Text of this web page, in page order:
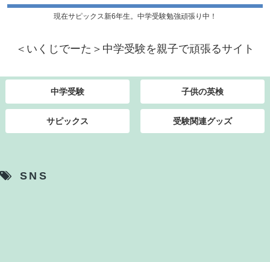
現在サピックス新6年生。中学受験勉強頑張り中！
＜いくじでーた＞中学受験を親子で頑張るサイト
中学受験 子供の英検
サピックス 受験関連グッズ
SNS